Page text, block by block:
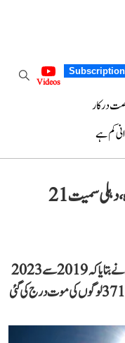
Subscription
Videos
درکار
کم ہے
’ہیٹ ویو‘ پر قومی انسانی حقوق کمیشن کا انتباہ، دہلی سمیت 21
اعداد و شمار کا حوالہ دیتے ہوئے قومی انسانی حقوق کمیشن نے بتایا کہ 2019 سے 2023
کے درمیان ملک میں ہیٹ اسٹروک یا لُو کی وجہ سے 3712 لوگوں کی موت درج کی گئی